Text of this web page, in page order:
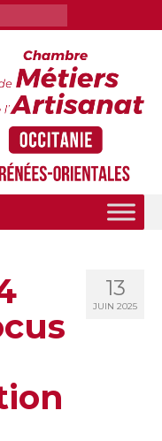
13
JUIN 2025